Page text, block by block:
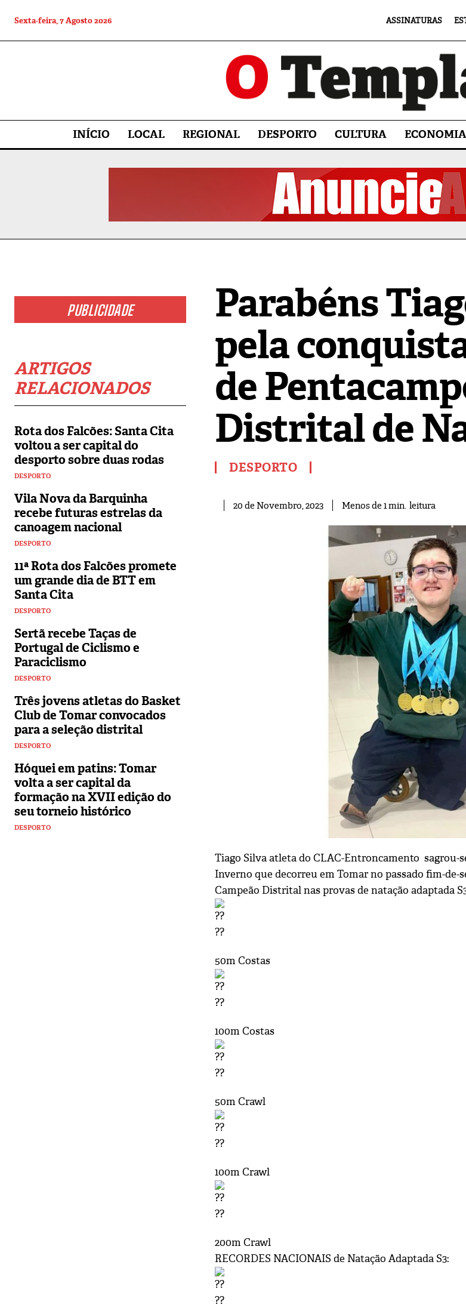
Sexta-feira, 7 Agosto 2026 ASSINATURAS
INÍCIO LOCAL REGIONAL DESPORTO CULTURA ECONOMIA
PUBLICIDADE
ARTIGOS
RELACIONADOS
Rota dos Falcões: Santa Cita
voltou a ser capital do
desporto sobre duas rodas
DESPORTO
Vila Nova da Barquinha
recebe futuras estrelas da
canoagem nacional
DESPORTO
11ª Rota dos Falcões promete
um grande dia de BTT em
Santa Cita
DESPORTO
Sertã recebe Taças de
Portugal de Ciclismo e
Paraciclismo
DESPORTO
Três jovens atletas do Basket
Club de Tomar convocados
para a seleção distrital
DESPORTO
Hóquei em patins: Tomar
volta a ser capital da
formação na XVII edição do
seu torneio histórico
DESPORTO
Parabéns
pela
de
Distrital de
DESPORTO
20 de Novembro, 2023 Menos de 1min. leitura
Tiago Silva atleta do CLAC-Entroncamento sagrou-
Inverno que decorreu em Tomar no passado fim-de-
Campeão Distrital nas provas de natação adaptada
50m Costas
100m Costas
50m Crawl
100m Crawl
200m Crawl
RECORDES NACIONAIS de Natação Adaptada S3: